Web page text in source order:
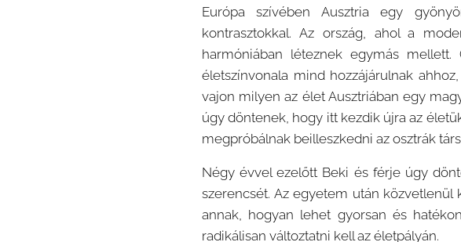
Európa
szívében Ausztria egy
kontrasztokkal. Az ország, ahol a
harmóniában léteznek egymás
életszínvonala mind hozzájárulnak
vajon milyen az élet Ausztriában egy
úgy döntenek, hogy itt kezdik újra az
megpróbálnak beilleszkedni az osztrák
Négy évvel ezelőtt Beki és férje úgy
szerencsét. Az egyetem után
annak, hogyan lehet gyorsan és
radikálisan változtatni kell az életpályán.